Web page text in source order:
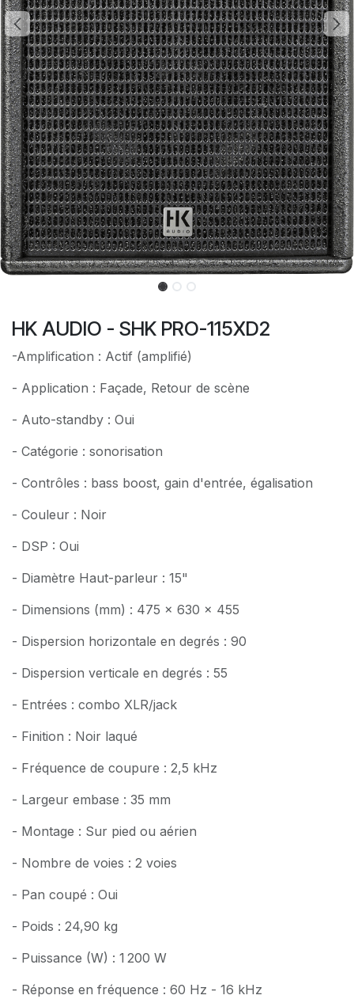
HK AUDIO - SHK PRO-115XD2
-Amplification : Actif (amplifié)
- Application : Façade, Retour de scène
- Auto-standby : Oui
- Catégorie : sonorisation
- Contrôles : bass boost, gain d'entrée, égalisation
- Couleur : Noir
- DSP : Oui
- Diamètre Haut-parleur : 15"
- Dimensions (mm) : 475 x 630 x 455
- Dispersion horizontale en degrés : 90
- Dispersion verticale en degrés : 55
- Entrées : combo XLR/jack
- Finition : Noir laqué
- Fréquence de coupure : 2,5 kHz
- Largeur embase : 35 mm
- Montage : Sur pied ou aérien
- Nombre de voies : 2 voies
- Pan coupé : Oui
- Poids : 24,90 kg
- Puissance (W) : 1 200 W
- Réponse en fréquence : 60 Hz - 16 kHz